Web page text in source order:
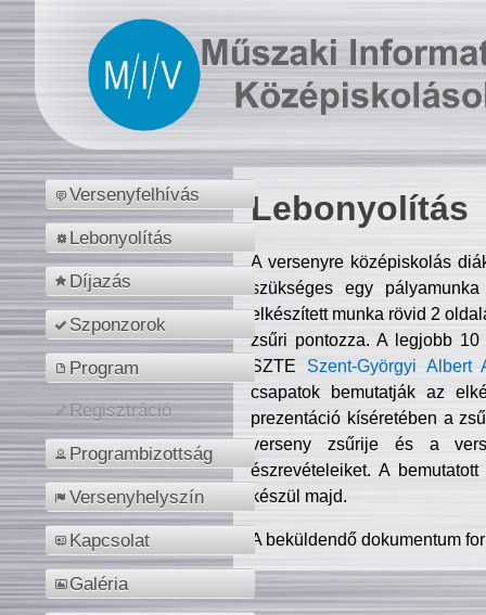
Versenyfelhívás
Lebonyolítás
Díjazás
Szponzorok
Program
Regisztráció
Programbizottság
Versenyhelyszín
Kapcsolat
Galéria
Lebonyolítás
A versenyre középiskolás
szükséges egy
elkészített munka rövid 2
zsűri pontozza. A legjobb
SZTE Szent-Györgyi Albert
csapatok bemutatják az
prezentáció kíséretében a
verseny zsűrije és a
észrevételeiket. A
készül majd.
A beküldendő dokumentum